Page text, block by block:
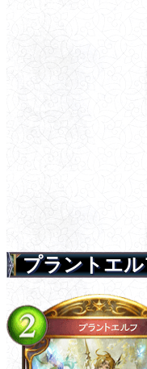
プラントエ